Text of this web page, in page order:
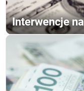
Interwencje